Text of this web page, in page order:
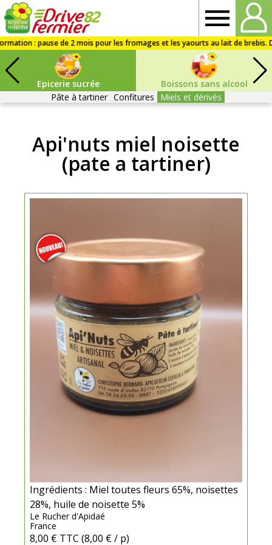
82
Epicerie sucrée
Boissons sans alcool
Pâte à tartiner Confitures Miels et dérivés
Api'nuts miel noisette
(pate a tartiner)
Ingrédients : Miel toutes fleurs 65%, noisettes
28%, huile de noisette 5%
Le Rucher d'Apidaé
France
8,00 € TTC (8,00 € / p)